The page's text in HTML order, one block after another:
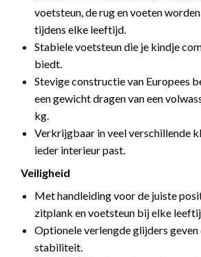
voetsteun, de rug en voeten
tijdens elke leeftijd.
Stabiele voetsteun die je kindje
biedt.
Stevige constructie van Europees
een gewicht dragen van een
kg.
Verkrijgbaar in veel verschillende
ieder interieur past.
Veiligheid
Met handleiding voor de juiste
zitplank en voetsteun bij elke
Optionele verlengde glijders geven
stabiliteit.